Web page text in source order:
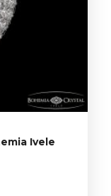
Ivele